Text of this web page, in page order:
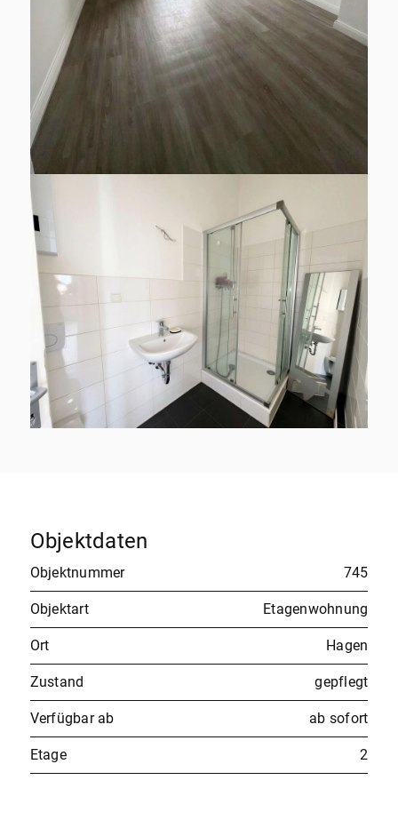
Objektdaten
Objektnummer 745
Objektart Etagenwohnung
Ort Hagen
Zustand gepflegt
Verfügbar ab ab sofort
Etage 2